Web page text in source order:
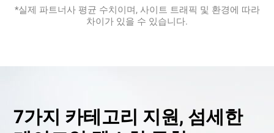
*실제 파트너사 평균 수치이며, 사이트 트래픽 및 환경에 따라
차이가 있을 수 있습니다.
7가지 카테고리 지원, 섬세한